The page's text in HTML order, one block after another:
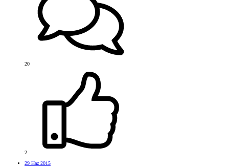
20
2
29 Haz 2015